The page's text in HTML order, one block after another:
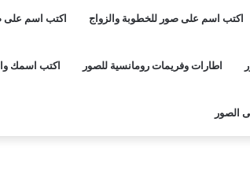
اكتب اسم على صور للخطوبة والزواج اكتب اسم على
اطارات وفريمات رومانسية للصور اكتب اسمك
الصور